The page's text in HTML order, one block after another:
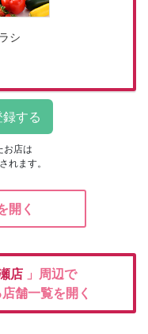
シ
お店は
れます。
開く
店 」周辺で
舗一覧を開く